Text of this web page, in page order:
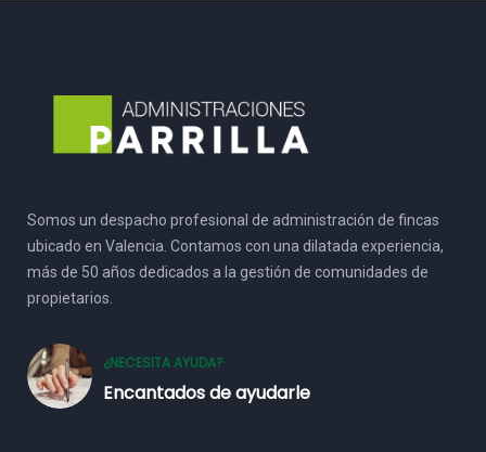
Somos un despacho profesional de administración de fincas
ubicado en Valencia. Contamos con una dilatada experiencia,
más de 50 años dedicados a la gestión de comunidades de
propietarios.
¿NECESITA AYUDA?
Encantados de ayudarle